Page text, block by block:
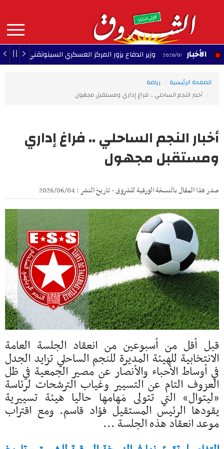
contenu
principal
MAIN
NAVIGATION الأخبار وزير الدفاع يزور المركز العسكري السينوتقني 23:05 - 2026/08/07
الصفحة الرئيسية
رياضة
أخبار النجم الساحلي .. فراغ إداري ومستقبل مجهول
أخبار النجم الساحلي .. فراغ إداري
ومستقبل مجهول
صدر هذا المقال بالنسخة الورقية للشروق - تاريخ النشر : 2026/06/04
قبل أقل من أسبوعين من انعقاد الجلسة العامة
الانتخابية للهيئة المديرة للنجم الساحلي تزايد الجدل
في أوساط الأحباء والأنصار عن مصير الجمعية في ظل
العزوف التام عن التسيير وغياب الترشحات لرئاسة
«ليتوال» التي تتولى مَهامها حاليا هيئة تسييرية
يقودها الرئيس المستقيل فؤاد قاسم. ومع اقتراب
موعد انعقاد هذه الجلسة ...